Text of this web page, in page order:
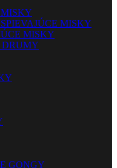
MISKY
MISKY
DRUMY
GONGY